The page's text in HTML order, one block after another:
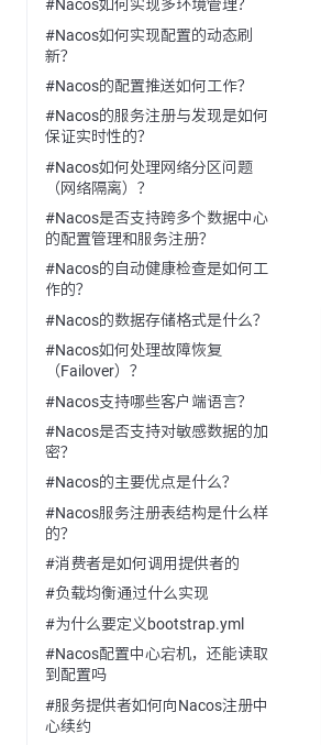
#Nacos如何实现多环境管理？
#Nacos如何实现配置的动态刷
新？
#Nacos的配置推送如何工作？
#Nacos的服务注册与发现是如何
保证实时性的？
#Nacos如何处理网络分区问题
（网络隔离）？
#Nacos是否支持跨多个数据中心
的配置管理和服务注册？
#Nacos的自动健康检查是如何工
作的？
#Nacos的数据存储格式是什么？
#Nacos如何处理故障恢复
（Failover）？
#Nacos支持哪些客户端语言？
#Nacos是否支持对敏感数据的加
密？
#Nacos的主要优点是什么？
#Nacos服务注册表结构是什么样
的？
#消费者是如何调用提供者的
#负载均衡通过什么实现
#为什么要定义bootstrap.yml
#Nacos配置中心宕机，还能读取
到配置吗
#服务提供者如何向Nacos注册中
心续约